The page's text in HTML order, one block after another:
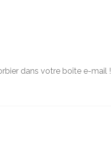
dans votre boîte e-mail !